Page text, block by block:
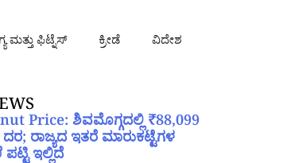
ಮತ್ತು ಫಿಟ್ನೆಸ್ ಕ್ರೀಡೆ ವಿದೇಶ
Price: ಶಿವಮೊಗ್ಗದಲ್ಲಿ ₹88,099
ರಾಜ್ಯದ ಇತರೆ ಮಾರುಕಟ್ಟೆಗಳ
ಇಲ್ಲಿದೆ